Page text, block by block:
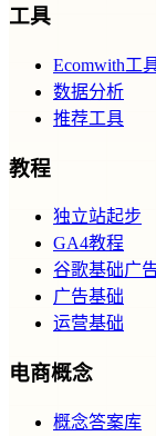
工具
Ecomwith工
数据分析
推荐工具
教程
独立站起步
GA4教程
谷歌基础广
广告基础
运营基础
电商概念
概念答案库